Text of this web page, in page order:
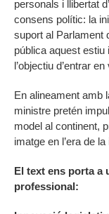
personals i llibertat
consens polític: la
suport al Parlament
pública aquest estiu
l’objectiu d’entrar
En alineament amb
ministre pretén
model al continent,
imatge en l’era de
El text ens porta a
professional: